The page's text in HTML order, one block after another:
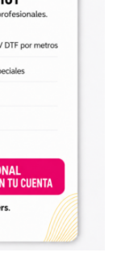
opciones a tu
UV DTF o tu
de
práctica para
renovar su
a sus
estilos,